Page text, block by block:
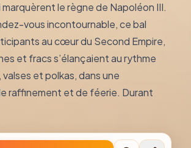
le règne de Napoléon III.
vous incontournable, ce bal
au cœur du Second Empire,
et fracs s’élançaient au rythme
et polkas, dans une
raffinement et de féerie. Durant